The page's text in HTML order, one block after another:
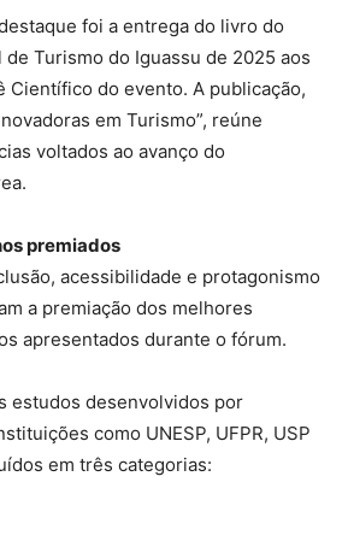
foi a entrega do livro do
Turismo do Iguassu de 2025 aos
Científico do evento. A publicação,
em Turismo”, reúne
voltados ao avanço do
premiados
acessibilidade e protagonismo
a premiação dos melhores
apresentados durante o fórum.
estudos desenvolvidos por
como UNESP, UFPR, USP
em três categorias: